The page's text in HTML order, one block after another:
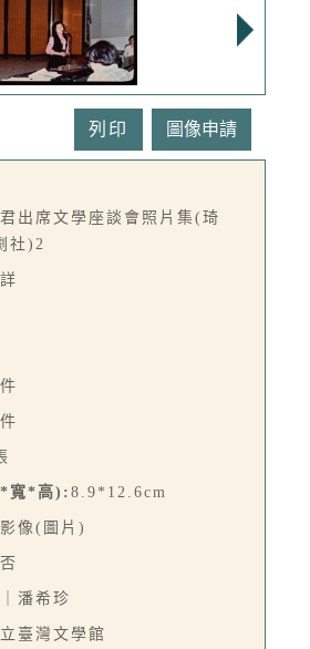
列印
出席文學座談會照片集(琦
社)2
*寬*高): 8.9*12.6cm
影像(圖片)
否
潘希珍
臺灣文學館